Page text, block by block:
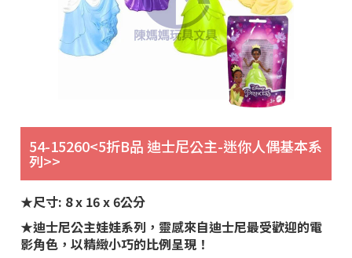
54-15260<5折B品 迪士尼公主-迷你人偶基本系
列>>
★尺寸: 8 x 16 x 6公分
★迪士尼公主娃娃系列，靈感來自迪士尼最受歡迎的電
影角色，以精緻小巧的比例呈現！